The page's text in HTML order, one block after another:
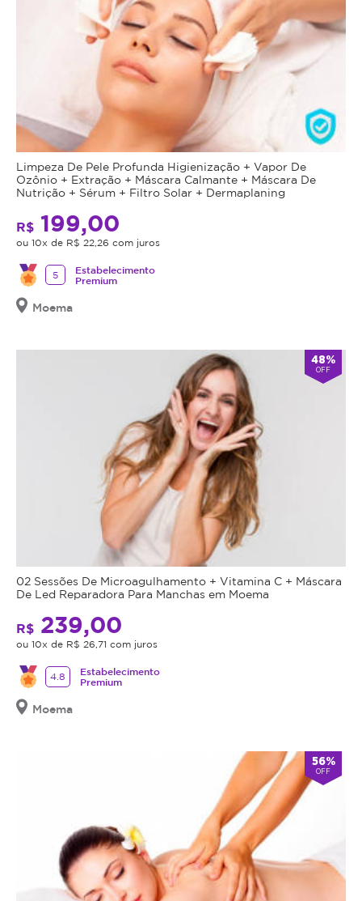
Limpeza De Pele Profunda Higienização + Vapor De
Ozônio + Extração + Máscara Calmante + Máscara De
Nutrição + Sérum + Filtro Solar + Dermaplaning
R$ 199,00
ou 10x de R$ 22,26 com juros
5
Estabelecimento
Premium
Moema
48%
OFF
02 Sessões De Microagulhamento + Vitamina C + Máscara
De Led Reparadora Para Manchas em Moema
R$ 239,00
ou 10x de R$ 26,71 com juros
4.8
Estabelecimento
Premium
Moema
56%
OFF